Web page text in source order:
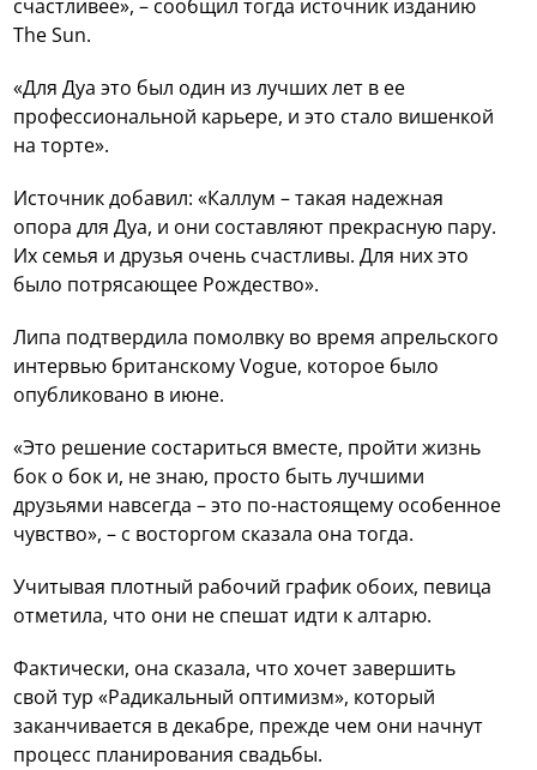
счастливее», – сообщил тогда источник изданию
The Sun.
«Для Дуа это был один из лучших лет в ее
профессиональной карьере, и это стало вишенкой
на торте».
Источник добавил: «Каллум – такая надежная
опора для Дуа, и они составляют прекрасную пару.
Их семья и друзья очень счастливы. Для них это
было потрясающее Рождество».
Липа подтвердила помолвку во время апрельского
интервью британскому Vogue, которое было
опубликовано в июне.
«Это решение состариться вместе, пройти жизнь
бок о бок и, не знаю, просто быть лучшими
друзьями навсегда – это по-настоящему особенное
чувство», – с восторгом сказала она тогда.
Учитывая плотный рабочий график обоих, певица
отметила, что они не спешат идти к алтарю.
Фактически, она сказала, что хочет завершить
свой тур «Радикальный оптимизм», который
заканчивается в декабре, прежде чем они начнут
процесс планирования свадьбы.